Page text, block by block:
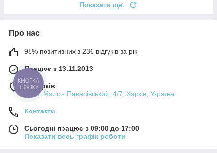
Показати ще
Про нас
98% позитивних з 236 відгуків за рік
Працює з 13.11.2013
м. Харків
пров. Мало - Панасівський, 4/7, Харків, Україна
Контакти
Сьогодні працює з 09:00 до 17:00
Показати весь графік роботи
КНОПКА
ЗВ'ЯЗКУ